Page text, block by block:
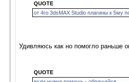
QUOTE
от 4го 3dsMAX Studio плагины к 5му
Удивляюсь как но помогло раньше
QUOTE